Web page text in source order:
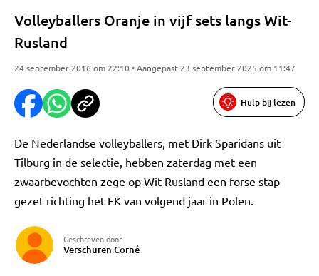
Volleyballers Oranje in vijf sets langs Wit-
Rusland
24 september 2016 om 22:10 • Aangepast 23 september 2025 om 11:47
Hulp bij lezen
De Nederlandse volleyballers, met Dirk Sparidans uit
Tilburg in de selectie, hebben zaterdag met een
zwaarbevochten zege op Wit-Rusland een forse stap
gezet richting het EK van volgend jaar in Polen.
Geschreven door
Verschuren Corné